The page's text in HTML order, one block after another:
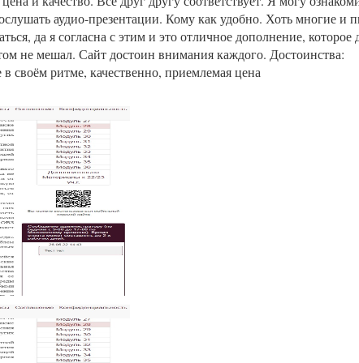
аудио-презентации. Кому как удобно. Хоть многие и
да я согласна с этим и это отличное дополнение, которое
не мешал. Сайт достоин внимания каждого. Достоинства:
своём ритме, качественно, приемлемая цена